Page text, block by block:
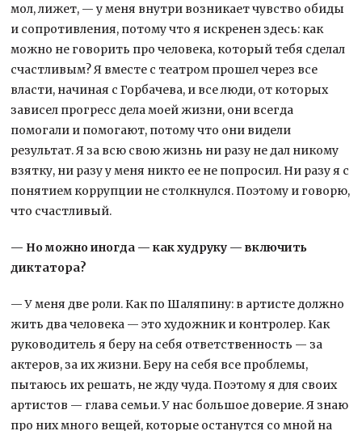
мол, лижет, — у меня внутри возникает чувство обиды
и сопротивления, потому что я искренен здесь: как
можно не говорить про человека, который тебя сделал
счастливым? Я вместе с театром прошел через все
власти, начиная с Горбачева, и все люди, от которых
зависел прогресс дела моей жизни, они всегда
помогали и помогают, потому что они видели
результат. Я за всю свою жизнь ни разу не дал никому
взятку, ни разу у меня никто ее не попросил. Ни разу я с
понятием коррупции не столкнулся. Поэтому и говорю,
что счастливый.
— Но можно иногда — как худруку — включить
диктатора?
— У меня две роли. Как по Шаляпину: в артисте должно
жить два человека — это художник и контролер. Как
руководитель я беру на себя ответственность — за
актеров, за их жизни. Беру на себя все проблемы,
пытаюсь их решать, не жду чуда. Поэтому я для своих
артистов — глава семьи. У нас большое доверие. Я знаю
про них много вещей, которые останутся со мной на